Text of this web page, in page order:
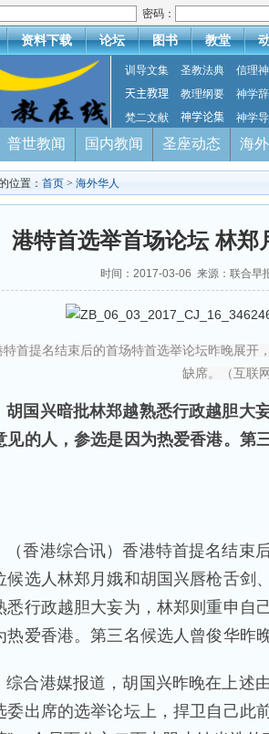
密码：
资料下载 论坛 图书 教堂
训导文集 圣教法典 信理
天主教理
教理纲要 神学
梵二文献
神学论集 神学
普世教闻 国内教闻 圣座动态 海
位置： 首页 > 海外华人
港特首选举首场论坛 林郑
时间：2017-03-06 来源：联合早
特首提名结束后的首场特首选举论坛昨晚展开
缺席。（互联网
胡国兴暗批林郑越熟悉行政越胆大
见的人，参选是因为热爱香港。第
（香港综合讯）香港特首提名结束
候选人林郑月娥和胡国兴唇枪舌剑
悉行政越胆大妄为，林郑则重申自
热爱香港。第三名候选人曾俊华昨
综合港媒报道，胡国兴昨晚在上述
委出席的选举论坛上，捍卫自己此